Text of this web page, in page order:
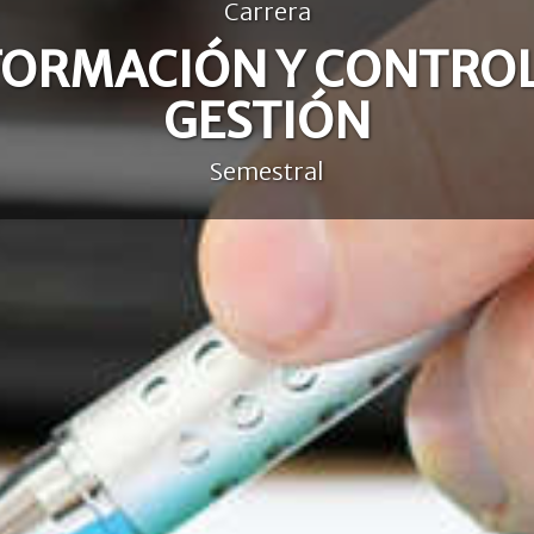
Carrera
Y
GESTIÓN
Semestral